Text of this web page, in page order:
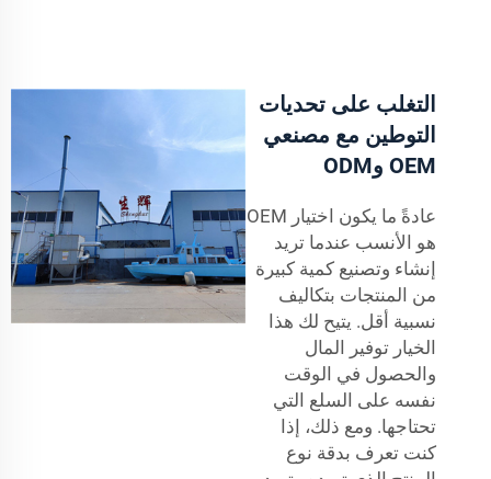
التغلب على تحديات
التوطين مع مصنعي
OEM وODM
عادةً ما يكون اختيار OEM
هو الأنسب عندما تريد
إنشاء وتصنيع كمية كبيرة
من المنتجات بتكاليف
نسبية أقل. يتيح لك هذا
الخيار توفير المال
والحصول في الوقت
نفسه على السلع التي
تحتاجها. ومع ذلك، إذا
كنت تعرف بدقة نوع